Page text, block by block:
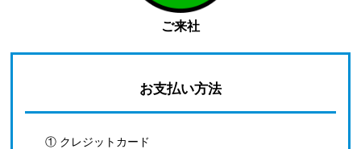
ご来社
お支払い方法
① クレジットカード